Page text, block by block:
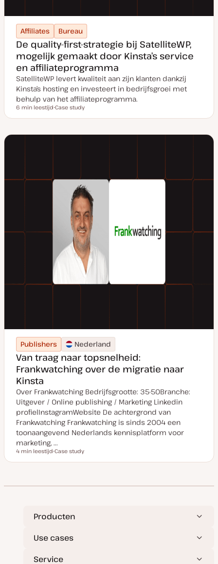
Affiliates Bureau
De quality-first-strategie bij SatelliteWP,
mogelijk gemaakt door Kinsta’s service
en affiliateprogramma
SatelliteWP levert kwaliteit aan zijn klanten dankzij
Kinsta’s hosting en investeert in bedrijfsgroei met
behulp van het affiliateprogramma.
Leestijd
6 min leestijd
o
t
Case study
Publishers Nederland
Van traag naar topsnelheid:
Frankwatching over de migratie naar
Kinsta
Over Frankwatching Bedrijfsgrootte: 35-50Branche:
Uitgever / Online publishing / Marketing Linkedin
profielInstagramWebsite De achtergrond van
Frankwatching Frankwatching is sinds 2004 een
toonaangevend Nederlands kennisplatform voor
marketing, ...
Leestijd
4 min leestijd
o
Case study
Producten
Use cases
Service